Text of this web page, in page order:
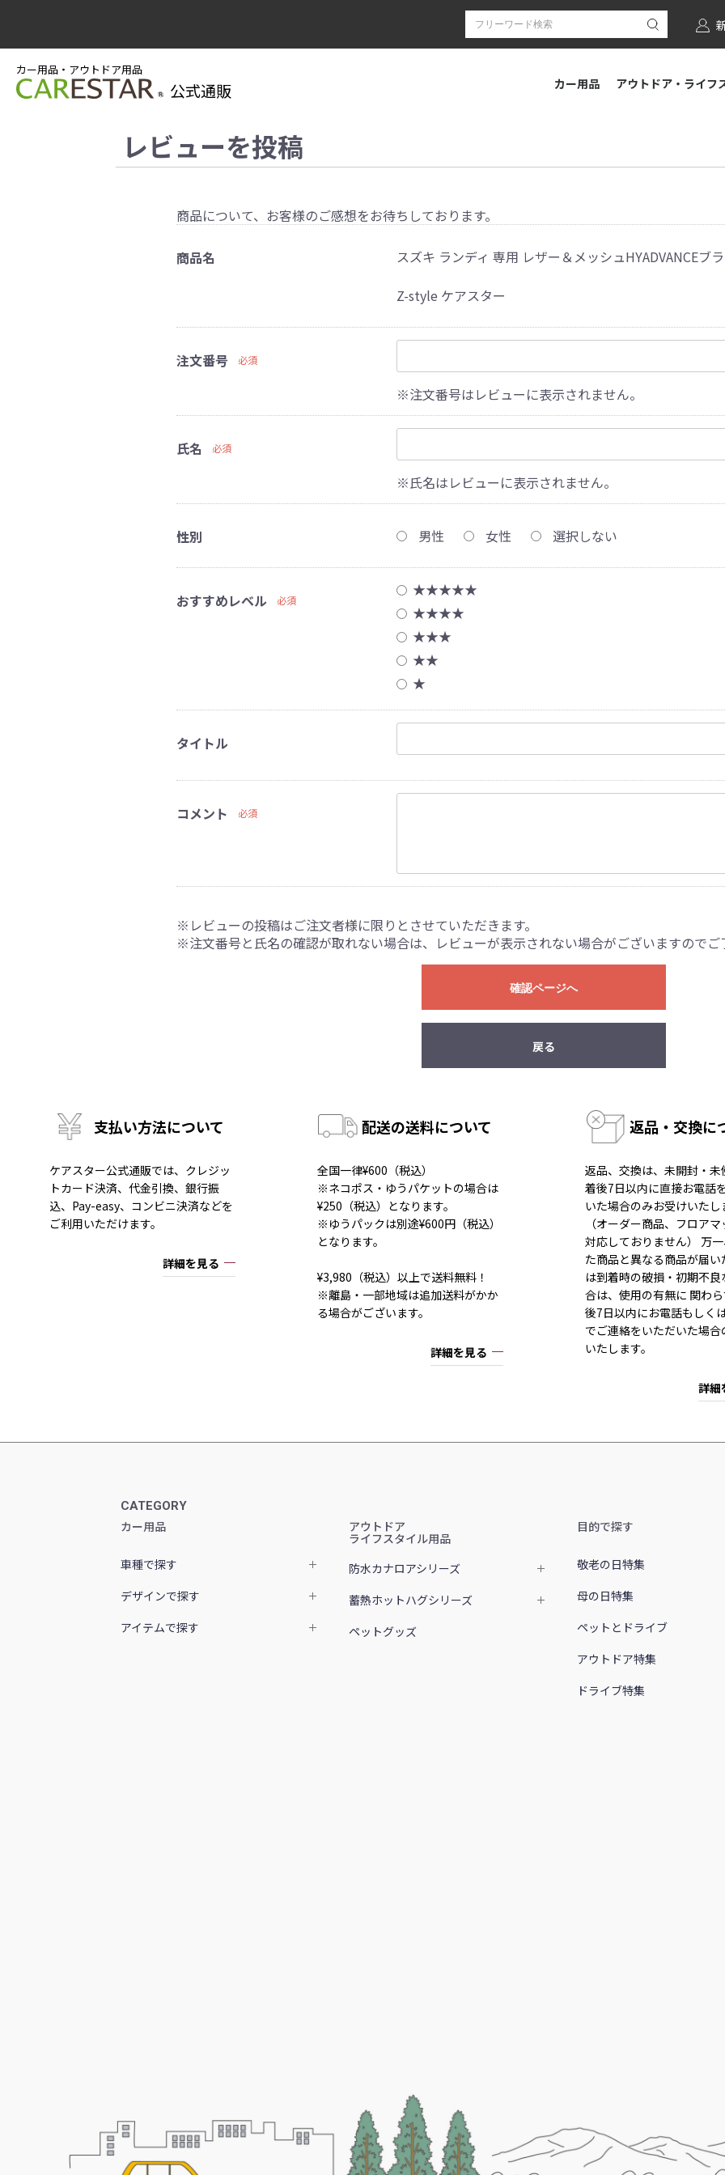
カー用品・アウトドア用品
公式通販 カー用品 アウトドア・ライフ
レビューを投稿
商品について、お客様のご感想をお待ちしております。
商品名
スズキ ランディ 専用 レザー＆メッシュHYADVANCEブ
Z-style ケアスター
注文番号 必須
※注文番号はレビューに表示されません。
氏名 必須
※氏名はレビューに表示されません。
性別 男性 女性 選択しない
おすすめレベル 必須
★★★★★
★★★★
★★★
★★
★
タイトル
コメント 必須
※レビューの投稿はご注文者様に限りとさせていただきます。
※注文番号と氏名の確認が取れない場合は、レビューが表示されない場合がございますのでご
確認ページへ
戻る
支払い方法について
ケアスター公式通販では、クレジッ
トカード決済、代金引換、銀行振
込、Pay-easy、コンビニ決済などを
ご利用いただけます。
詳細を見る
配送の送料について
全国一律¥600（税込）
※ネコポス・ゆうパケットの場合は
¥250（税込）となります。
※ゆうパックは別途¥600円（税込）
となります。
¥3,980（税込）以上で送料無料！
※離島・一部地域は追加送料がかか
る場合がございます。
詳細を見る
返品・交換に
返品、交換は、未開封・未
着後7日以内に直接お電話
いた場合のみお受けいたし
（オーダー商品、フロア
対応しておりません） 万
た商品と異なる商品が届い
は到着時の破損・初期不良
合は、使用の有無に 関わ
後7日以内にお電話もしく
でご連絡をいただいた場合
いたします。
詳細
CATEGORY
カー用品
車種で探す
デザインで探す
アイテムで探す
アウトドア
ライフスタイル用品
防水カナロアシリーズ
蓄熱ホットハグシリーズ
ペットグッズ
目的で探す
敬老の日特集
母の日特集
ペットとドライブ
アウトドア特集
ドライブ特集